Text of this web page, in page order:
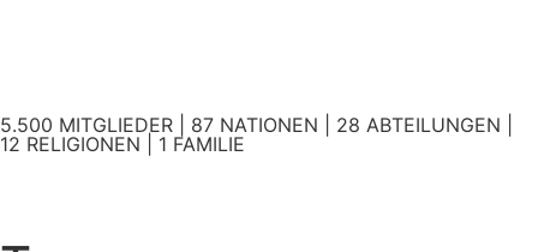
5.500 MITGLIEDER | 87 NATIONEN | 28 ABTEILUNGEN |
12 RELIGIONEN | 1 FAMILIE